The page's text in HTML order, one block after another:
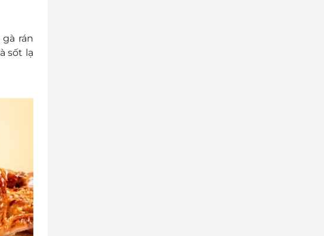
rán
sốt lạ